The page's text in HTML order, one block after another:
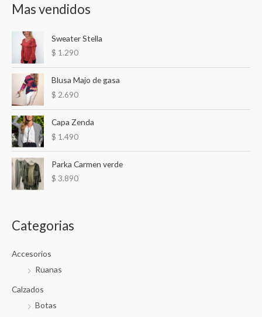
c
o
:
Mas vendidos
Sweater Stella
$ 1.290
Blusa Majo de gasa
$ 2.690
Capa Zenda
$ 1.490
Parka Carmen verde
$ 3.890
Categorias
Accesorios
Ruanas
Calzados
Botas
ii